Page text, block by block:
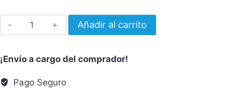
Andador
Roller
Añadir al carrito
¡Envío a cargo del comprador!
Pago Seguro